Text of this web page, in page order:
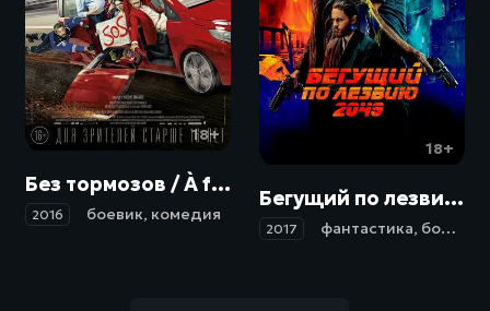
18+
Без тормозов / À fond (2016)
2016 боевик, комедия
18+
Бегущий по лезвию 2049 / Blade Runner 2049 (2017)
2017 фантастика, боевик